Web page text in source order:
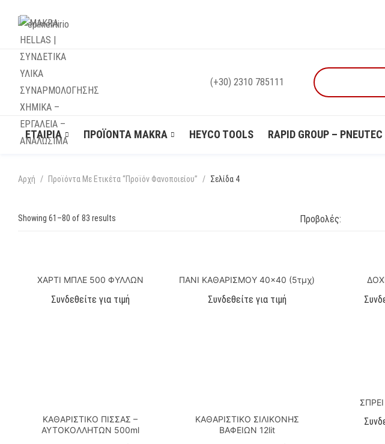
(+30) 2310 785111
When
ΕΤΑΙΡΊΑ ΠΡΟΪΌΝΤΑ MAKRA HEYCO TOOLS RAPID GROUP – PNEUTEC
Αρχή Προϊόντα Με Ετικέτα “προϊόν Φανοποιείου” Σελίδα 4
Showing 61–80 of 83 results Προβολές:
ΧΑΡΤΙ ΜΠΛΕ 500 ΦΥΛΛΩΝ
Συνδεθείτε για τιμή
ΠΑΝΙ ΚΑΘΑΡΙΣΜΟΥ 40×40 (5τμχ)
Συνδεθείτε για τιμή
ΚΑΘΑΡΙΣΤΙΚΟ ΠΙΣΣΑΣ –
ΑΥΤΟΚΟΛΛΗΤΩΝ 500ml
ΚΑΘΑΡΙΣΤΙΚΟ ΣΙΛΙΚΟΝΗΣ
ΒΑΦΕΙΩΝ 12lit